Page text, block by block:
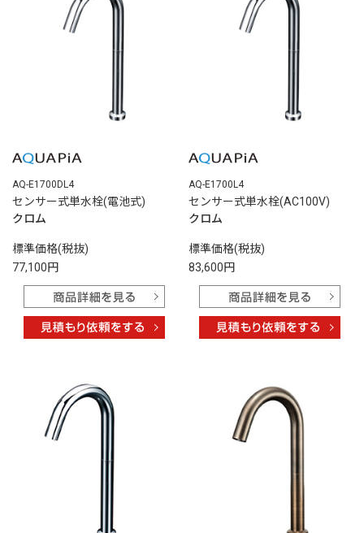
AQ-E1700DL4
センサー式単水栓(電池式)
クロム
標準価格(税抜)
77,100円
AQ-E1700L4
センサー式単水栓(AC100V)
クロム
標準価格(税抜)
83,600円